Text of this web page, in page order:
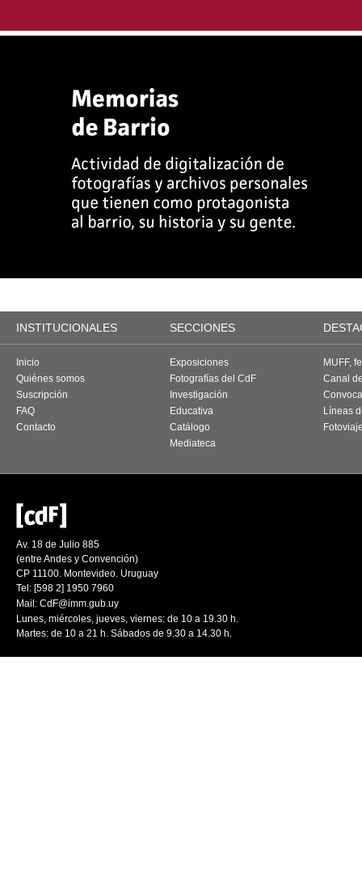
INSTITUCIONALES SECCIONES
Inicio
Quiénes somos
Suscripción
FAQ
Contacto
Exposiciones
Fotografías del CdF
Investigación
Educativa
Catálogo
Mediateca
MUFF,
Canal
Líneas
Av. 18 de Julio 885
(entre Andes y Convención)
CP 11100. Montevideo. Uruguay
Tel: [598 2] 1950 7960
Mail: CdF@imm.gub.uy
Lunes, miércoles, jueves, viernes: de 10 a 19.30 h.
Martes: de 10 a 21 h. Sábados de 9.30 a 14.30 h.